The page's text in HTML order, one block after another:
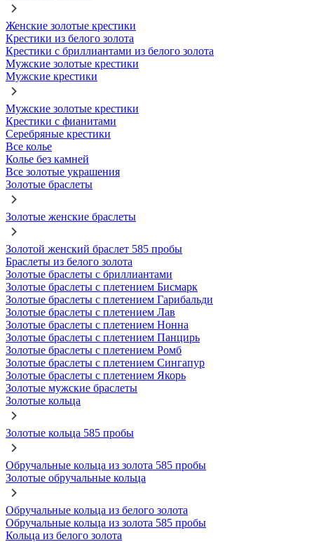
Женские золотые крестики
Крестики из белого золота
Крестики с бриллиантами из белого золота
Мужские золотые крестики
Мужские крестики
Мужские золотые крестики
Крестики с фианитами
Серебряные крестики
Все колье
Колье без камней
Все золотые украшения
Золотые браслеты
Золотые женские браслеты
Золотой женский браслет 585 пробы
Браслеты из белого золота
Золотые браслеты с бриллиантами
Золотые браслеты с плетением Бисмарк
Золотые браслеты с плетением Гарибальди
Золотые браслеты с плетением Лав
Золотые браслеты с плетением Нонна
Золотые браслеты с плетением Панцирь
Золотые браслеты с плетением Ромб
Золотые браслеты с плетением Сингапур
Золотые браслеты с плетением Якорь
Золотые мужские браслеты
Золотые кольца
Золотые кольца 585 пробы
Обручальные кольца из золота 585 пробы
Золотые обручальные кольца
Обручальные кольца из белого золота
Обручальные кольца из золота 585 пробы
Кольца из белого золота